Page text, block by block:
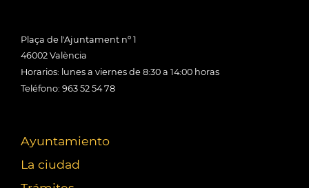
Plaça de l'Ajuntament nº 1
46002 València
Horarios: lunes a viernes de 8:30 a 14:00 horas
Teléfono: 963 52 54 78
Ayuntamiento
La ciudad